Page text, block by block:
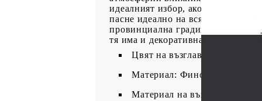
идеалният избор, ако искате да
пасне идеално на всяка градина
провинциална градина или близо
тя има и декоративна функция.
Цвят на възглавницата:
Материал: Фино шлайфано
Материал на възглавницата: